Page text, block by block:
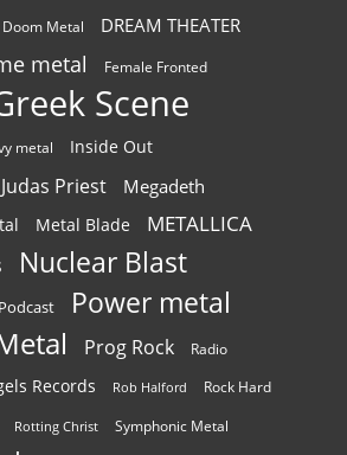
Doom Metal DREAM THEATER
metal Female Fronted
Scene
metal Inside Out
Judas Priest Megadeth
Metal Blade METALLICA
Nuclear Blast
Podcast Power metal
Prog Rock Radio
Records Rob Halford Rock Hard
Rotting Christ Symphonic Metal